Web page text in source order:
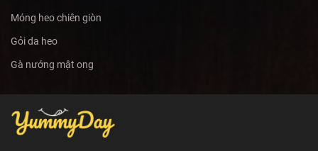
Móng heo chiên giòn
Gỏi da heo
Gà nướng mật ong